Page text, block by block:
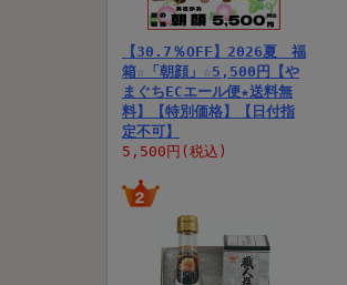
【30.7％OFF】2026夏 福
箱☆「朝顔」☆5,500円【や
まぐちECエール便★送料無
料】【特別価格】【日付指
定不可】
5,500円(税込)